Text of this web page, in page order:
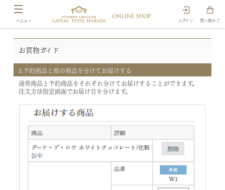
ログイン 買い物かご
お買物ガイド
3.予約商品と他の商品を分けてお届けする
通常商品と予約商品をそれぞれ分けてお届けすることができます。
注文方法指定画面でお届け日を分けます。